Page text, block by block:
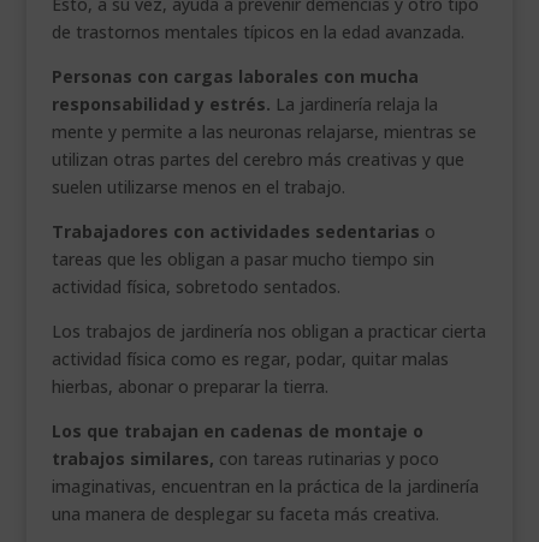
de trastornos mentales típicos en la edad avanzada.
Personas con cargas laborales con mucha
responsabilidad y estrés. La jardinería relaja la
mente y permite a las neuronas relajarse, mientras se
utilizan otras partes del cerebro más creativas y que
suelen utilizarse menos en el trabajo.
Trabajadores con actividades sedentarias o
tareas que les obligan a pasar mucho tiempo sin
actividad física, sobretodo sentados.
Los trabajos de jardinería nos obligan a practicar cierta
actividad física como es regar, podar, quitar malas
hierbas, abonar o preparar la tierra.
Los que trabajan en cadenas de montaje o
trabajos similares, con tareas rutinarias y poco
imaginativas, encuentran en la práctica de la jardinería
una manera de desplegar su faceta más creativa.